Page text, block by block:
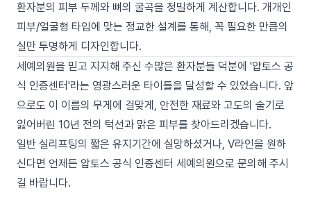
환자분의 피부 두께와 뼈의 굴곡을 정밀하게 계산합니다. 개개인
피부/얼굴형 타입에 맞는 정교한 설계를 통해, 꼭 필요한 만큼의
실만 투명하게 디자인합니다.
세예의원을 믿고 지지해 주신 수많은 환자분들 덕분에 '압토스 공
식 인증센터'라는 영광스러운 타이틀을 달성할 수 있었습니다. 앞
으로도 이 이름의 무게에 걸맞게, 안전한 재료와 고도의 술기로
잃어버린 10년 전의 턱선과 맑은 피부를 찾아드리겠습니다.
일반 실리프팅의 짧은 유지기간에 실망하셨거나, V라인을 원하
신다면 언제든 압토스 공식 인증센터 세예의원으로 문의해 주시
길 바랍니다.